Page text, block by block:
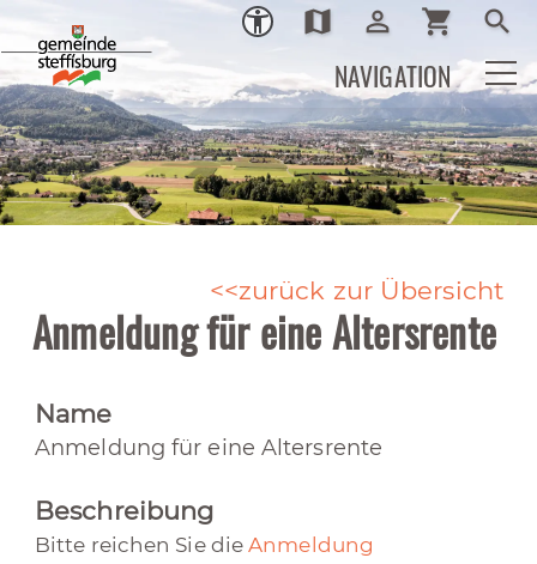
Ortsplan
map Login
person_outline shopping_cart search
NAVIGATION
zurück zur Übersicht
Anmeldung für eine Altersrente
Name
Anmeldung für eine Altersrente
Beschreibung
Bitte reichen Sie dieAnmeldung